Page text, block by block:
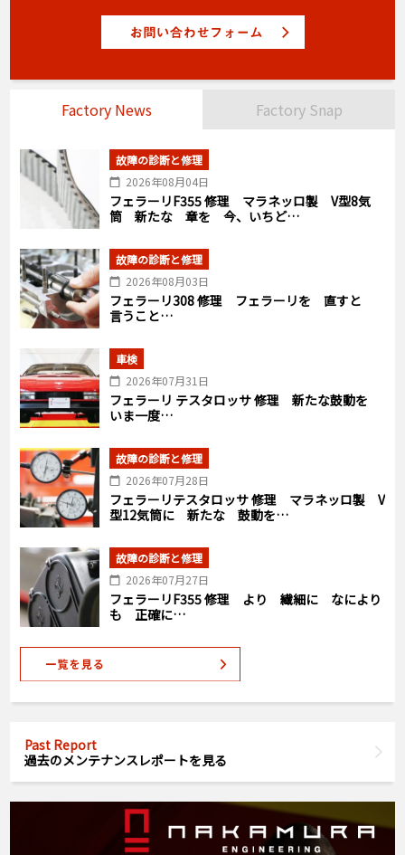
Factory News Factory Snap
故障の診断と修理
2026年08月04日
フェラーリF355 修理 マラネッロ製 V型8気
筒 新たな 章を 今、いちど…
故障の診断と修理
2026年08月03日
フェラーリ308 修理 フェラーリを 直すと
言うこと…
車検
2026年07月31日
フェラーリ テスタロッサ 修理 新たな鼓動を
いま一度…
故障の診断と修理
2026年07月28日
フェラーリテスタロッサ 修理 マラネッロ製 V
型12気筒に 新たな 鼓動を…
故障の診断と修理
2026年07月27日
フェラーリF355 修理 より 繊細に なにより
も 正確に…
Past Report
過去のメンテナンスレポートを見る